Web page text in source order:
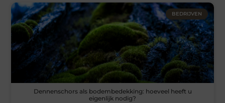
BEDRIJVEN
Dennenschors als bodembedekking: hoeveel heeft u
eigenlijk nodig?